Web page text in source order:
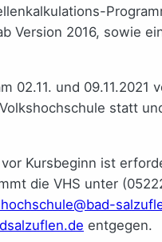
Version 2016, sowie
02.11. und 09.11.2021
statt
Kursbeginn ist
die VHS unter
entgegen.